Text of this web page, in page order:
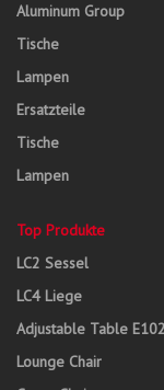
Aluminum Group
Tische
Lampen
Ersatzteile
Tische
Lampen
Top Produkte
LC2 Sessel
LC4 Liege
Adjustable Table
Lounge Chair